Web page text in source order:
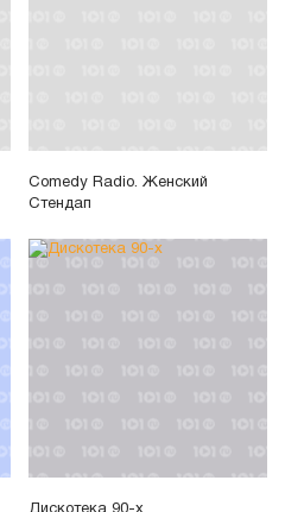
Comedy Radio. Женский
Стендап